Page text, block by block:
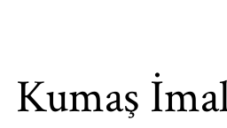
Kumaş